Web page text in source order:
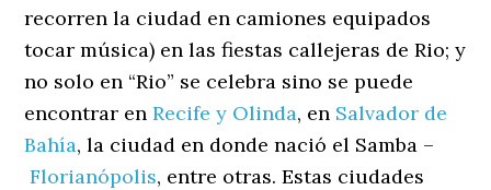
recorren la ciudad en camiones equipados
tocar música) en las fiestas callejeras de Rio; y
no solo en “Rio” se celebra sino se puede
encontrar enRecife y Olinda, en Salvador de
Bahía, la ciudad en donde nació el Samba –
Florianópolis, entre otras. Estas ciudades